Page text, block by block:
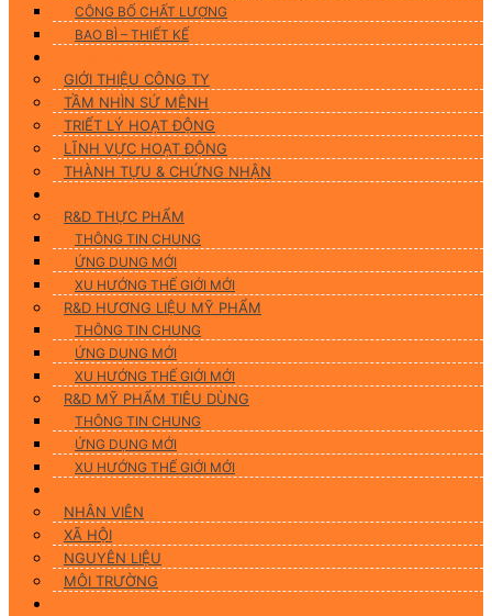
CÔNG BỐ CHẤT LƯỢNG
BAO BÌ – THIẾT KẾ
GIỚI THIỆU CÔNG TY
TẦM NHÌN SỨ MỆNH
TRIẾT LÝ HOẠT ĐỘNG
LĨNH VỰC HOẠT ĐỘNG
THÀNH TỰU & CHỨNG NHẬN
R&D THỰC PHẨM
THÔNG TIN CHUNG
ỨNG DUNG MỚI
XU HƯỚNG THẾ GIỚI MỚI
R&D HƯƠNG LIỆU MỸ PHẨM
THÔNG TIN CHUNG
ỨNG DỤNG MỚI
XU HƯỚNG THẾ GIỚI MỚI
R&D MỸ PHẨM TIÊU DÙNG
THÔNG TIN CHUNG
ỨNG DỤNG MỚI
XU HƯỚNG THẾ GIỚI MỚI
NHÂN VIÊN
XÃ HỘI
NGUYÊN LIỆU
MÔI TRƯỜNG